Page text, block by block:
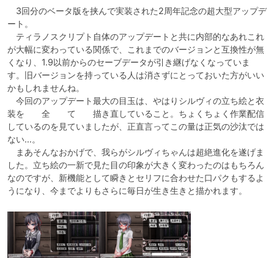
3回分のベータ版を挟んで実装された2周年記念の超大型アップデ
ート。
ティラノスクリプト自体のアップデートと共に内部的なあれこれ
が大幅に変わっている関係で、これまでのバージョンと互換性が無
くなり、1.9以前からのセーブデータが引き継げなくなっていま
す。旧バージョンを持っている人は消さずにとっておいた方がいい
かもしれませんね。
今回のアップデート最大の目玉は、やはりシルヴィの立ち絵と衣
装を　　全　　て　　描き直していること。ちょくちょく作業配信
しているのを見ていましたが、正直言ってこの量は正気の沙汰では
ない…。
まあそんなおかげで、我らがシルヴィちゃんは超絶進化を遂げま
した。立ち絵の一新で見た目の印象が大きく変わったのはもちろん
なのですが、新機能として瞬きとセリフに合わせた口パクもするよ
うになり、今までよりもさらに毎日が生き生きと描かれます。